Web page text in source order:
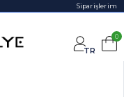
Siparişlerim
TR
0